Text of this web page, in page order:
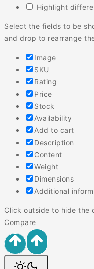
Highlight
Select the fields to be
and drop to rearrange
Image
SKU
Rating
Price
Stock
Availability
Add to cart
Description
Content
Weight
Dimensions
Additional
Click outside to hide the
Compare